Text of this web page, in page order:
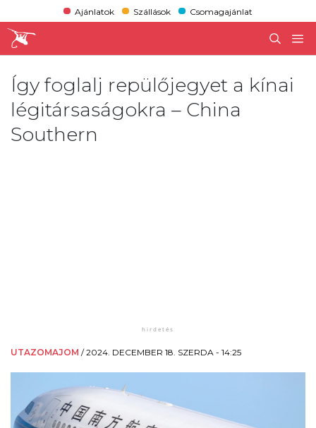
Ajánlatok Szállások Csomagajánlat
Így foglalj repülőjegyet a kínai
légitársaságokra – China
Southern
UTAZOMAJOM /2024. DECEMBER 18. SZERDA - 14:25